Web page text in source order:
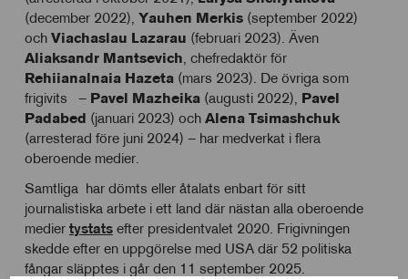
(december 2022), Yauhen Merkis(september 2022)
och Viachaslau Lazarau (februari 2023). Även
Aliaksandr Mantsevich , chefredaktör för
Rehiianalnaia Hazeta (mars 2023). De övriga som
frigivits –Pavel Mazheika (augusti 2022), Pavel
Padabed (januari 2023) och Alena Tsimashchuk
(arresterad före juni 2024) – har medverkat i flera
oberoende medier.
Samtliga har dömts eller åtalats enbart för sitt
journalistiska arbete i ett land där nästan alla oberoende
medier tystatsefter presidentvalet 2020. Frigivningen
skedde efter en uppgörelse med USA där 52 politiska
fångar släpptes i går den 11 september 2025.